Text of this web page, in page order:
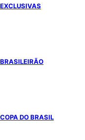
EXCLUSIVAS
BRASILEIRÃO
COPA DO BRASIL